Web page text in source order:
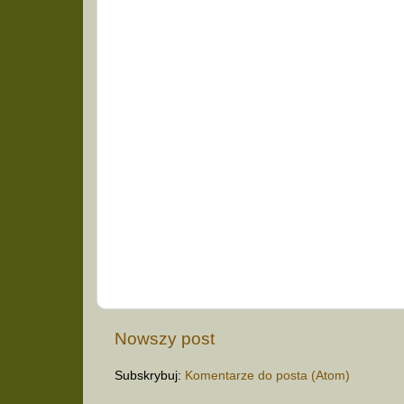
Nowszy post
Subskrybuj: Komentarze do posta (Atom)